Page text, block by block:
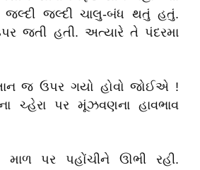
જલ્દી જલ્દી ચાલુ-બંધ થતું હતું.
જતી હતી. અત્યારે તે પંદરમા
જ ઉપર ગયો હોવો જોઈએ !
ચ્હેરા પર મૂંઝવણના હાવભાવ
માળ પર પહોંચીને ઊભી રહી.